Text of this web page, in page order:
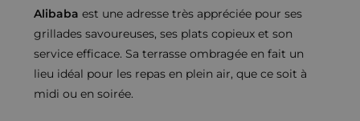
Alibaba est une adresse très appréciée pour ses
grillades savoureuses, ses plats copieux et son
service efficace. Sa terrasse ombragée en fait un
lieu idéal pour les repas en plein air, que ce soit à
midi ou en soirée.